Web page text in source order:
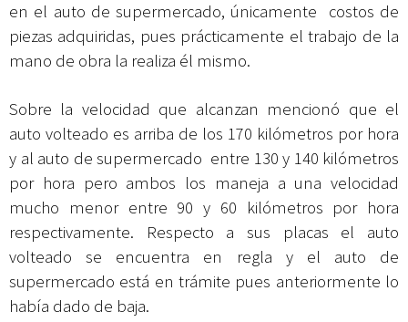
en el auto de supermercado, únicamente costos de
piezas adquiridas, pues prácticamente el trabajo de la
mano de obra la realiza él mismo.
Sobre la velocidad que alcanzan mencionó que el
auto volteado es arriba de los 170 kilómetros por hora
y al auto de supermercado entre 130 y 140 kilómetros
por hora pero ambos los maneja a una velocidad
mucho menor entre 90 y 60 kilómetros por hora
respectivamente. Respecto a sus placas el auto
volteado se encuentra en regla y el auto de
supermercado está en trámite pues anteriormente lo
había dado de baja.